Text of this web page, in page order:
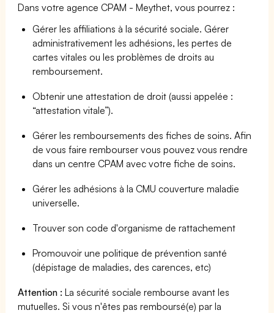
Dans votre agence CPAM - Meythet, vous pourrez :
Gérer les affiliations à la sécurité sociale. Gérer
administrativement les adhésions, les pertes de
cartes vitales ou les problèmes de droits au
remboursement.
Obtenir une attestation de droit (aussi appelée :
“attestation vitale”).
Gérer les remboursements des fiches de soins. Afin
de vous faire rembourser vous pouvez vous rendre
dans un centre CPAM avec votre fiche de soins.
Gérer les adhésions à la CMU couverture maladie
universelle.
Trouver son code d'organisme de rattachement
Promouvoir une politique de prévention santé
(dépistage de maladies, des carences, etc)
Attention : La sécurité sociale rembourse avant les
mutuelles. Si vous n'êtes pas remboursé(e) par la